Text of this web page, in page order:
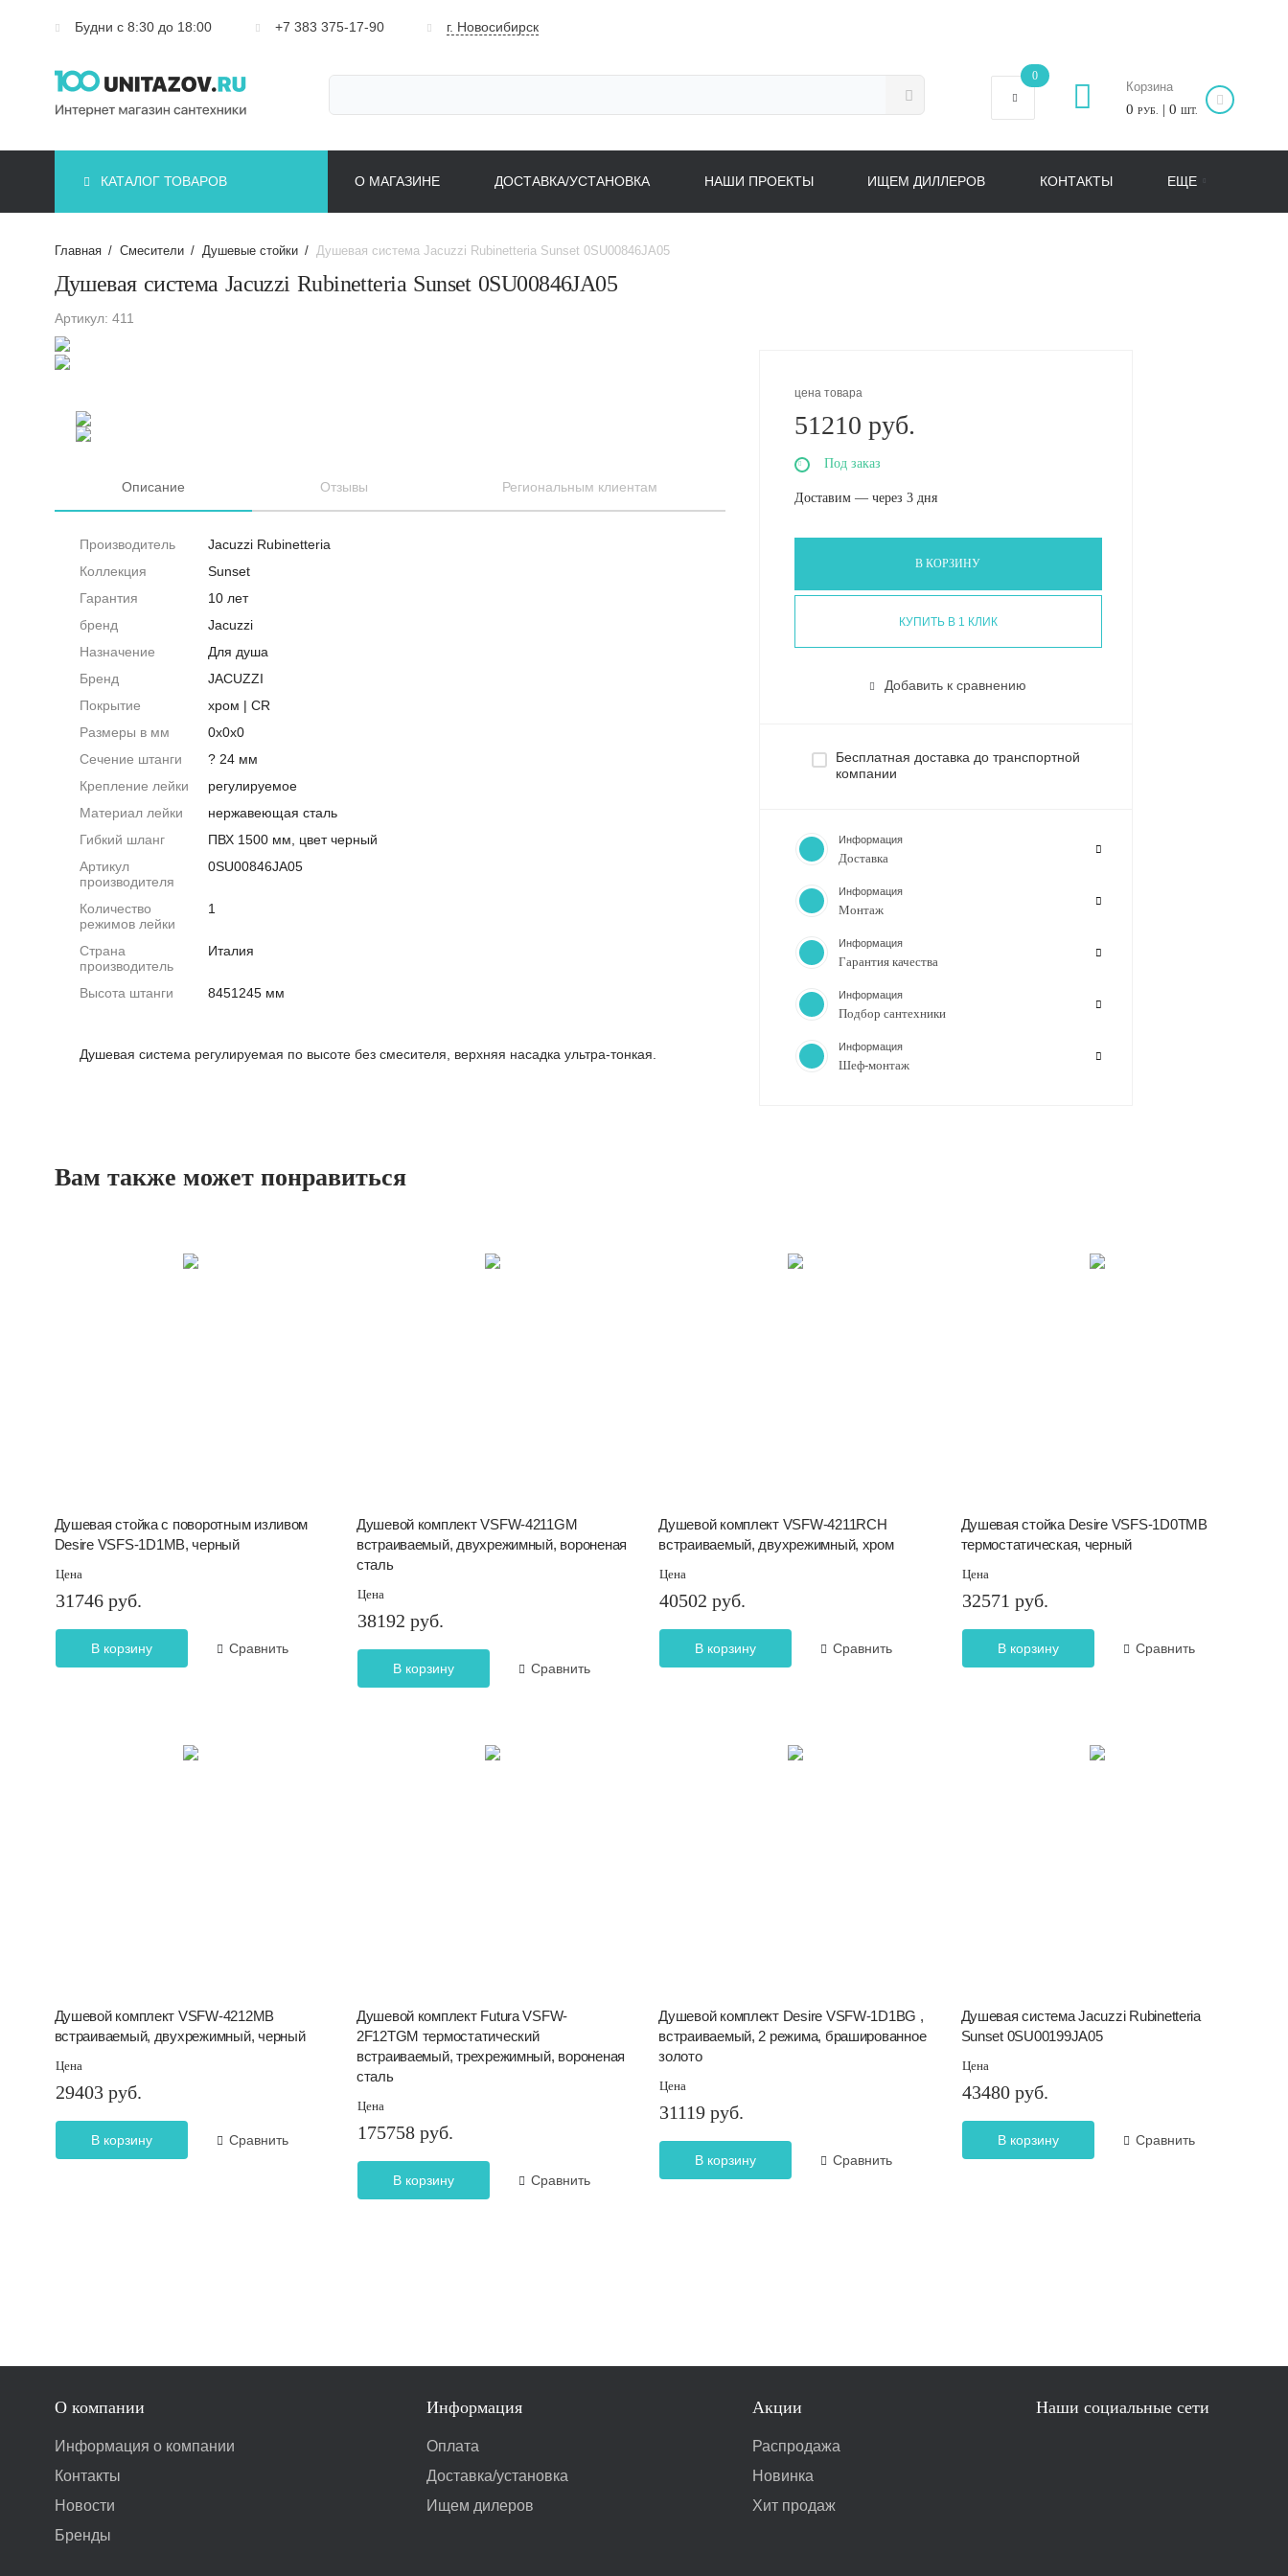
Будни с 8:30 до 18:00 +7 383 375-17-90 г. Новосибирск
0
Корзина
0 РУБ. | 0 ШТ.
КАТАЛОГ ТОВАРОВ О МАГАЗИНЕ ДОСТАВКА/УСТАНОВКА НАШИ ПРОЕКТЫ ИЩЕМ ДИЛЛЕРОВ КОНТАКТЫ ЕЩЕ
Главная / Смесители / Душевые стойки / Душевая система Jacuzzi Rubinetteria Sunset 0SU00846JA05
Душевая система Jacuzzi Rubinetteria Sunset 0SU00846JA05
Артикул: 411
цена товара
51210 руб.
Под заказ
Доставим — через 3 дня
В КОРЗИНУ
КУПИТЬ В 1 КЛИК
Добавить к сравнению
Бесплатная доставка до транспортной
компании
Информация
Доставка
Информация
Монтаж
Информация
Гарантия качества
Информация
Подбор сантехники
Информация
Шеф-монтаж
Описание Отзывы Региональным клиентам
Производитель
Jacuzzi Rubinetteria
Коллекция
Sunset
Гарантия
10 лет
бренд
Jacuzzi
Назначение
Для душа
Бренд
JACUZZI
Покрытие
хром | CR
Размеры в мм
0x0x0
Сечение штанги
? 24 мм
Крепление лейки
регулируемое
Материал лейки
нержавеющая сталь
Гибкий шланг
ПВХ 1500 мм, цвет черный
Артикул
производителя
0SU00846JA05
Количество
режимов лейки
1
Страна
производитель
Италия
Высота штанги 8451245 мм
Душевая система регулируемая по высоте без смесителя, верхняя насадка ультра-тонкая.
Вам также может понравиться
Душевая стойка с поворотным изливом
Desire VSFS-1D1MB, черный
Цена
31746 руб.
В корзину Сравнить
Душевой комплект VSFW-4211GM
встраиваемый, двухрежимный, вороненая
сталь
Цена
38192 руб.
В корзину Сравнить
Душевой комплект VSFW-4211RCH
встраиваемый, двухрежимный, хром
Цена
40502 руб.
В корзину Сравнить
Душевая стойка Desire VSFS-1D0TMB
термостатическая, черный
Цена
32571 руб.
В корзину Сравнить
Душевой комплект VSFW-4212MB
встраиваемый, двухрежимный, черный
Цена
29403 руб.
В корзину Сравнить
Душевой комплект Futura VSFW-
2F12TGM термостатический
встраиваемый, трехрежимный, вороненая
сталь
Цена
175758 руб.
В корзину Сравнить
Душевой комплект Desire VSFW-1D1BG ,
встраиваемый, 2 режима, брашированное
золото
Цена
31119 руб.
В корзину Сравнить
Душевая система Jacuzzi Rubinetteria
Sunset 0SU00199JA05
Цена
43480 руб.
В корзину Сравнить
О компании
Информация о компании
Контакты
Новости
Бренды
Информация
Оплата
Доставка/установка
Ищем дилеров
Акции
Распродажа
Новинка
Хит продаж
Наши социальные сети